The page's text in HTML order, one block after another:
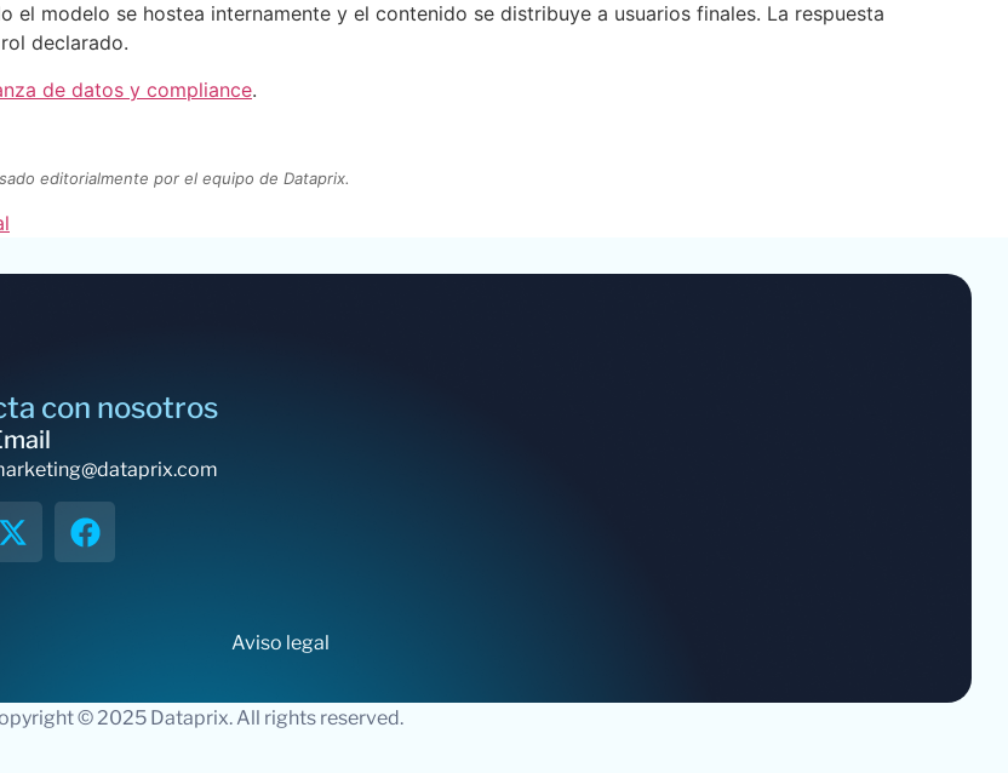
el modelo se hostea internamente y el contenido se distribuye a usuarios finales. La respuesta
declarado.
de datos y compliance.
editorialmente por el equipo de Dataprix.
con nosotros
Aviso legal
© 2025 Dataprix. All rights reserved.